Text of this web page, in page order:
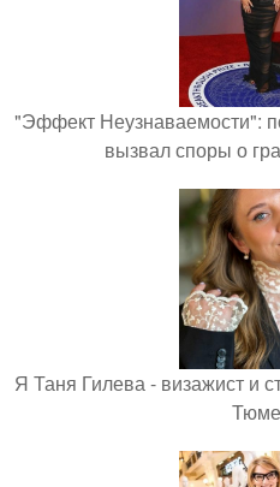
"Эффект Неузнаваемости":
вызвал споры о
Я Таня Гилева - визажист и